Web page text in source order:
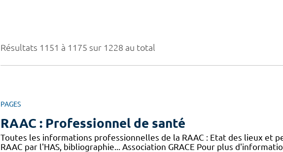
Résultats 1151 à 1175 sur 1228 au total
PAGES
RAAC : Professionnel de santé
Toutes les informations professionnelles de la RAAC : Etat des lieux et
RAAC par l'HAS, bibliographie... Association GRACE Pour plus